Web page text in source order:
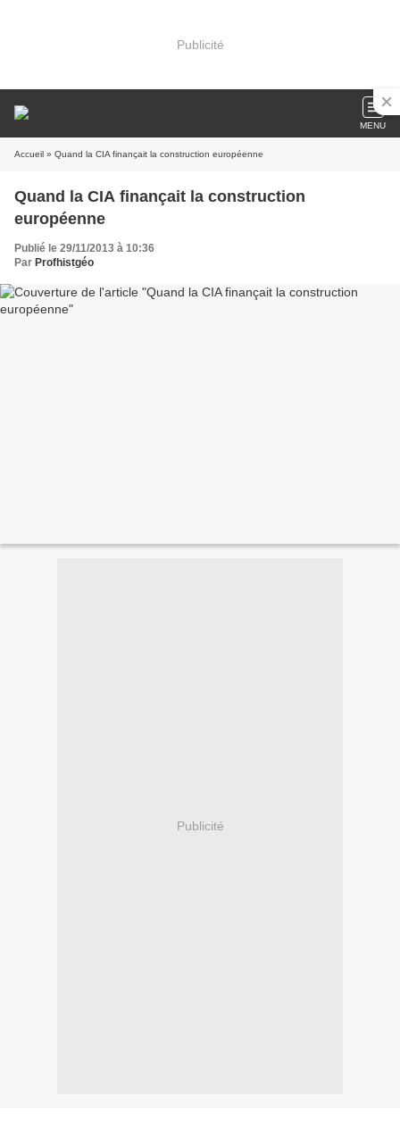
Publicité
MENU
Accueil » Quand la CIA finançait la construction européenne
Quand la CIA finançait la construction
européenne
Publié le 29/11/2013 à 10:36
Par Profhistgéo
Publicité